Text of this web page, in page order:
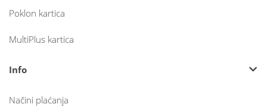
Poklon kartica
MultiPlus kartica
Info
Načini plaćanja